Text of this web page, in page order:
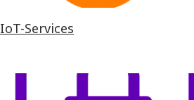
IoT-Services